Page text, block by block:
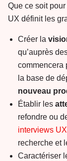
Que ce soit
UX définit les
Créer la
qu’auprès
commencera
la base de
nouveau
Établir les
refondre ou
interviews UX
recherche et
Caractériser